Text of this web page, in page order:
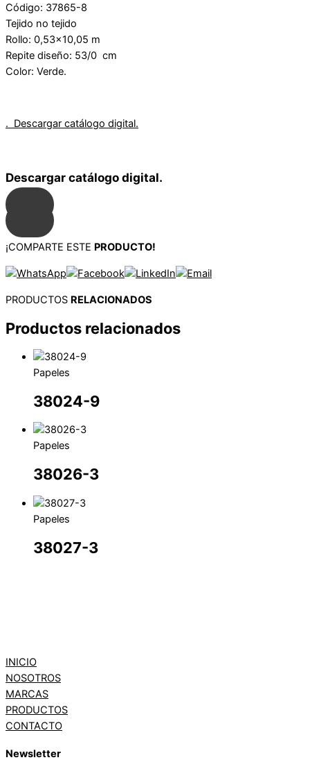
Código: 37865-8
Tejido no tejido
Rollo: 0,53×10,05 m
Repite diseño: 53/0 cm
Color: Verde.
. Descargar catálogo digital.
Descargar catálogo digital.
¡COMPARTE ESTE PRODUCTO!
PRODUCTOS RELACIONADOS
Productos relacionados
Papeles
38024-9
Papeles
38026-3
Papeles
38027-3
INICIO
NOSOTROS
MARCAS
PRODUCTOS
CONTACTO
Newsletter